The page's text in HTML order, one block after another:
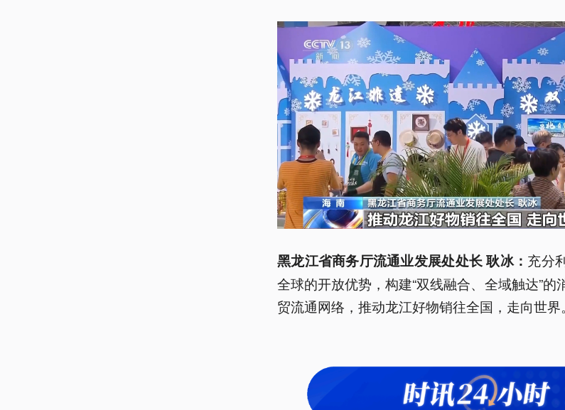
黑龙江省商务厅流通业发展处处长 耿冰： 充分
全球的开放优势，构建“双线融合、全域触达”的
贸流通网络，推动龙江好物销往全国，走向世界。